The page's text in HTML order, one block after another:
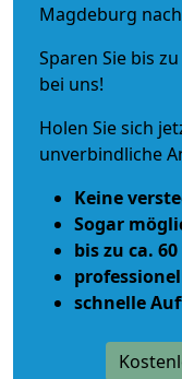
Magdeburg
Sparen Sie bis
bei uns!
Holen Sie sich
unverbindliche
Keine
Sogar
bis zu ca.
schnelle